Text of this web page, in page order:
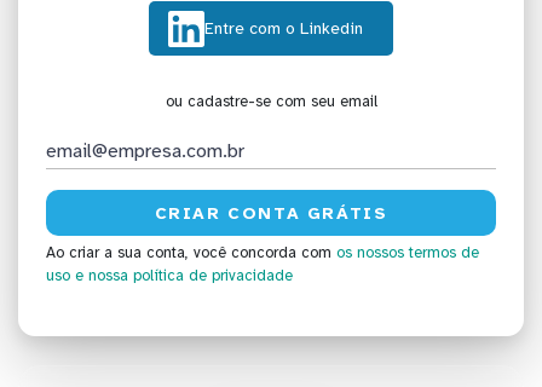
Entre com o Linkedin
ou cadastre-se com seu email
Ao criar a sua conta, você concorda com os nossos termos de
uso e nossa política de privacidade